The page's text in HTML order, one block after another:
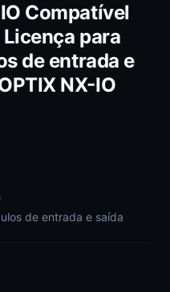
Compatível
para
de entrada e
NX-IO
de entrada e saída